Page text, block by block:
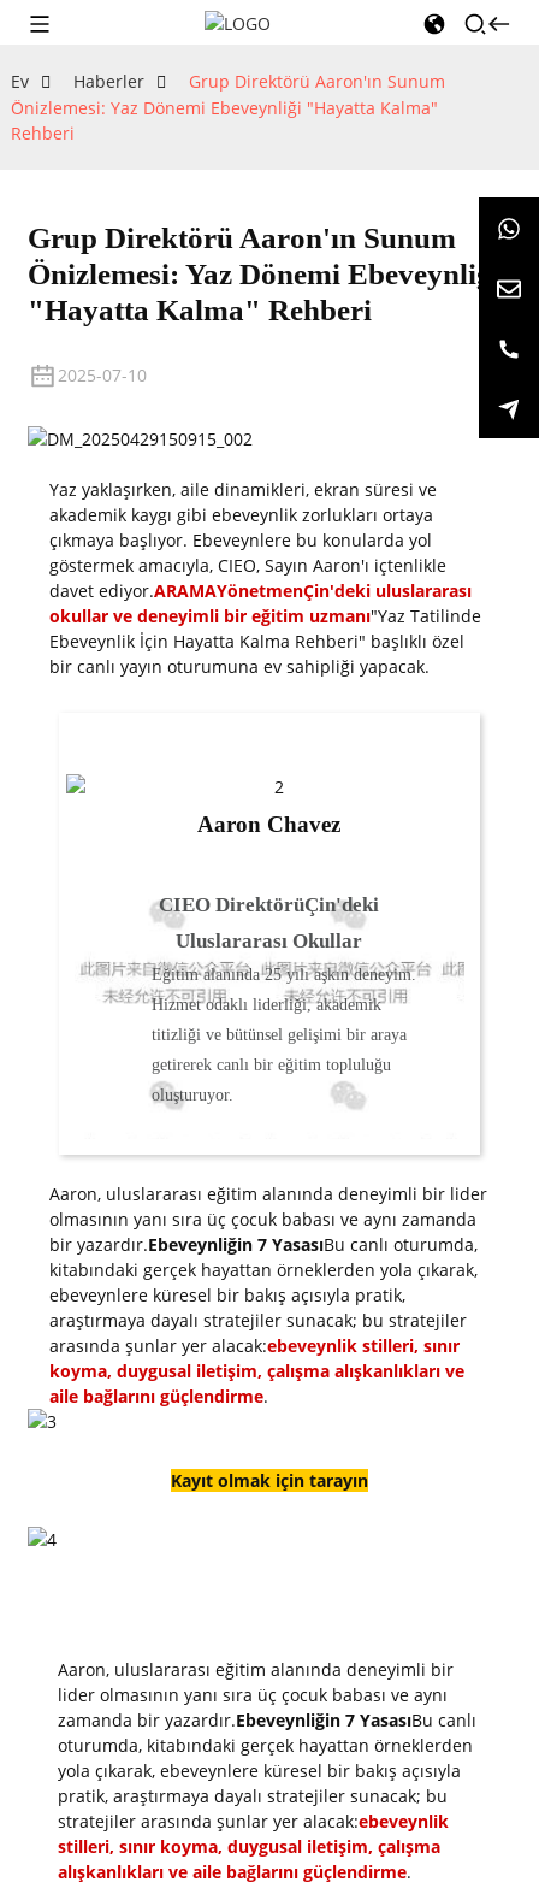
Ev Haberler
Grup Direktörü Aaron'ın Sunum
Önizlemesi: Yaz Dönemi Ebeveynliği "Hayatta Kalma"
Rehberi
Grup Direktörü Aaron'ın Sunum
Önizlemesi: Yaz Dönemi Ebeveynliği
"Hayatta Kalma" Rehberi
2025-07-10
Yaz yaklaşırken, aile dinamikleri, ekran süresi ve
akademik kaygı gibi ebeveynlik zorlukları ortaya
çıkmaya başlıyor. Ebeveynlere bu konularda yol
göstermek amacıyla, CIEO, Sayın Aaron'ı içtenlikle
davet ediyor.ARAMAYönetmenÇin'deki uluslararası
okullar ve deneyimli bir eğitim uzmanı"Yaz Tatilinde
Ebeveynlik İçin Hayatta Kalma Rehberi" başlıklı özel
bir canlı yayın oturumuna ev sahipliği yapacak.
Aaron Chavez
CIEO DirektörüÇin'deki
Uluslararası Okullar
Eğitim alanında 25 yılı aşkın deneyim.
Hizmet odaklı liderliği, akademik
titizliği ve bütünsel gelişimi bir araya
getirerek canlı bir eğitim topluluğu
oluşturuyor.
Aaron, uluslararası eğitim alanında deneyimli bir lider
olmasının yanı sıra üç çocuk babası ve aynı zamanda
bir yazardır.Ebeveynliğin 7 YasasıBu canlı oturumda,
kitabındaki gerçek hayattan örneklerden yola çıkarak,
ebeveynlere küresel bir bakış açısıyla pratik,
araştırmaya dayalı stratejiler sunacak; bu stratejiler
arasında şunlar yer alacak:ebeveynlik stilleri, sınır
koyma, duygusal iletişim, çalışma alışkanlıkları ve
aile bağlarını güçlendirme.
Kayıt olmak için tarayın
Aaron, uluslararası eğitim alanında deneyimli bir
lider olmasının yanı sıra üç çocuk babası ve aynı
zamanda bir yazardır.Ebeveynliğin 7 YasasıBu canlı
oturumda, kitabındaki gerçek hayattan örneklerden
yola çıkarak, ebeveynlere küresel bir bakış açısıyla
pratik, araştırmaya dayalı stratejiler sunacak; bu
stratejiler arasında şunlar yer alacak:ebeveynlik
stilleri, sınır koyma, duygusal iletişim, çalışma
alışkanlıkları ve aile bağlarını güçlendirme.